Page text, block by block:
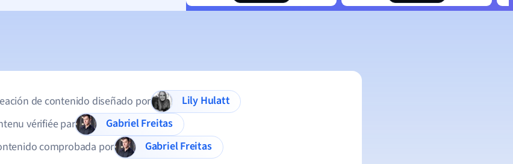
de contenido diseñado por
Lily Hulatt
vérifiée par
Gabriel Freitas
comprobada por
Gabriel Freitas